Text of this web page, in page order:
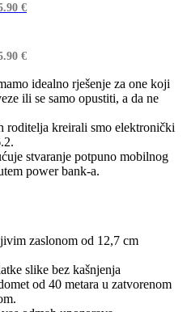
€
€
idealno rješenje za one koji
ili se samo opustiti, a da ne
roditelja kreirali smo elektronički
stvaranje potpuno mobilnog
power bank-a.
zaslonom od 12,7 cm
slike bez kašnjenja
od 40 metara u zatvorenom